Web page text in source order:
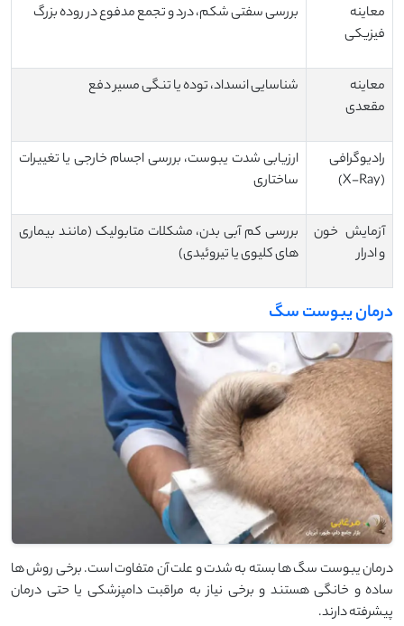
معاینه
فیزیکی
بررسی سفتی شکم، درد و تجمع مدفوع در روده بزرگ
معاینه
مقعدی
شناسایی انسداد، توده یا تنگی مسیر دفع
رادیوگرافی
(X-Ray)
ارزیابی شدت یبوست، بررسی اجسام خارجی یا تغییرات
ساختاری
آزمایش خون
و ادرار
بررسی کم آبی بدن، مشکلات متابولیک (مانند بیماری
های کلیوی یا تیروئیدی)
درمان یبوست سگ
درمان یبوست سگ ها بسته به شدت و علت آن متفاوت است. برخی روش ها
ساده و خانگی هستند و برخی نیاز به مراقبت دامپزشکی یا حتی درمان
پیشرفته دارند.